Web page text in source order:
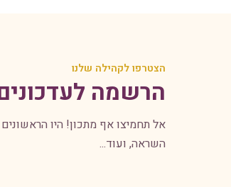
הצטרפו לקהילה שלנו
הרשמה
אל תחמיצו אף מתכון! היו
השראה, ועוד...